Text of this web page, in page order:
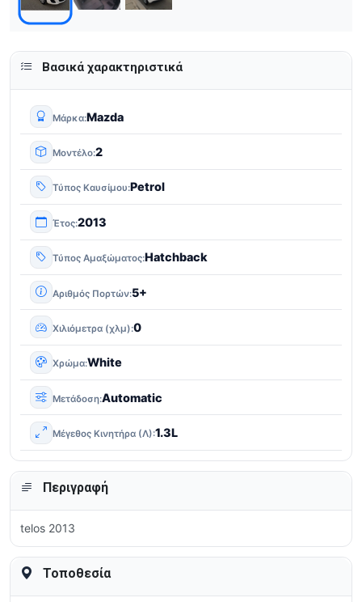
Βασικά χαρακτηριστικά
Μάρκα Mazda
Μοντέλο 2
Τύπος Καυσίμου Petrol
Έτος 2013
Τύπος Αμαξώματος Hatchback
Αριθμός Πορτών 5+
Χιλιόμετρα (χλμ) 0
Χρώμα White
Μετάδοση Automatic
Μέγεθος Κινητήρα (Λ) 1.3L
Περιγραφή
telos 2013
Τοποθεσία